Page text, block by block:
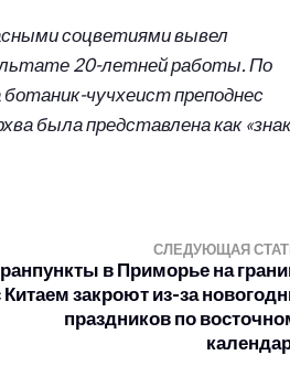
соцветиями вывел
20-летней работы. По
чучхеист преподнес
была представлена как «знак
СЛЕДУЮЩАЯ
в Приморье на
Китаем закроют из-за
праздников по